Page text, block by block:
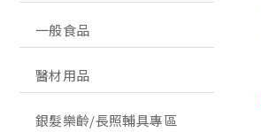
一般食品
醫材用品
銀髮樂齡/長照輔具專區